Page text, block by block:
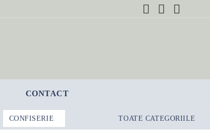
CONTACT
CONFISERIE TOATE CATEGORIILE